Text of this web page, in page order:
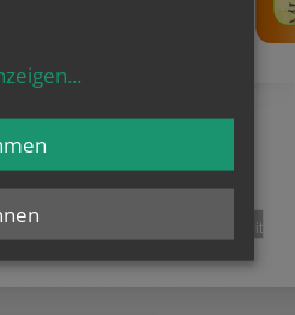
pin it
...